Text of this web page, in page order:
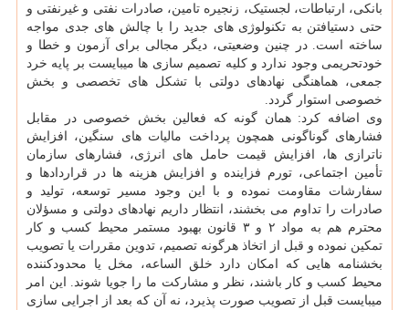
بانکی، ارتباطات، لجستیک، زنجیره تامین، صادرات نفتی و غیرنفتی و
حتی دستیافتن به تکنولوژی های جدید را با چالش های جدی مواجه
ساخته است. در چنین وضعیتی، دیگر مجالی برای آزمون و خطا و
خودتحریمی وجود ندارد و کلیه تصمیم سازی ها میبایست بر پایه خرد
جمعی، هماهنگی نهادهای دولتی با تشکل های تخصصی و بخش
خصوصی استوار گردد.
وی اضافه کرد: همان گونه که فعالین بخش خصوصی در مقابل
فشارهای گوناگونی همچون پرداخت مالیات های سنگین، افزایش
ناترازی ها، افزایش قیمت حامل های انرژی، فشارهای سازمان
تأمین اجتماعی، تورم فزاینده و افزایش هزینه ها در قراردادها و
سفارشات مقاومت نموده و با این وجود مسیر توسعه، تولید و
صادرات را تداوم می بخشند، انتظار داریم نهادهای دولتی و مسؤلان
محترم هم به مواد ۲ و ۳ قانون بهبود مستمر محیط کسب و کار
تمکین نموده و قبل از اتخاذ هرگونه تصمیم، تدوین مقررات یا تصویب
بخشنامه هایی که امکان دارد خلق الساعه، مخل یا محدودکننده
محیط کسب و کار باشند، نظر و مشارکت ما را جویا شوند. این امر
میبایست قبل از تصویب صورت پذیرد، نه آن که بعد از اجرایی سازی